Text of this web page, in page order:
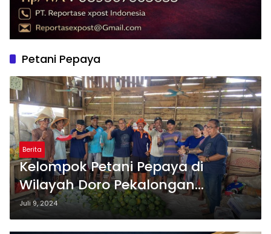
Petani Pepaya
Berita
Kelompok Petani Pepaya di
Wilayah Doro Pekalongan
Dukung Irjen Pol Ahmad Lutfi Jadi
Gubernur Jawa Tengah
Juli 9, 2024